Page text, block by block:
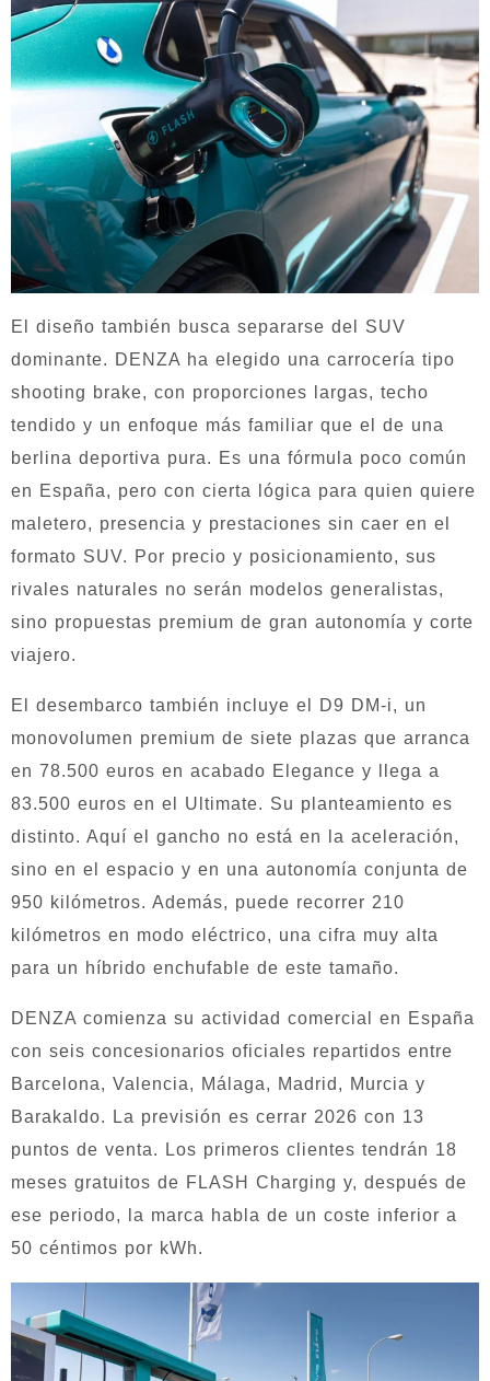
El diseño también busca separarse del SUV
dominante. DENZA ha elegido una carrocería tipo
shooting brake, con proporciones largas, techo
tendido y un enfoque más familiar que el de una
berlina deportiva pura. Es una fórmula poco común
en España, pero con cierta lógica para quien quiere
maletero, presencia y prestaciones sin caer en el
formato SUV. Por precio y posicionamiento, sus
rivales naturales no serán modelos generalistas,
sino propuestas premium de gran autonomía y corte
viajero.
El desembarco también incluye el D9 DM-i, un
monovolumen premium de siete plazas que arranca
en 78.500 euros en acabado Elegance y llega a
83.500 euros en el Ultimate. Su planteamiento es
distinto. Aquí el gancho no está en la aceleración,
sino en el espacio y en una autonomía conjunta de
950 kilómetros. Además, puede recorrer 210
kilómetros en modo eléctrico, una cifra muy alta
para un híbrido enchufable de este tamaño.
DENZA comienza su actividad comercial en España
con seis concesionarios oficiales repartidos entre
Barcelona, Valencia, Málaga, Madrid, Murcia y
Barakaldo. La previsión es cerrar 2026 con 13
puntos de venta. Los primeros clientes tendrán 18
meses gratuitos de FLASH Charging y, después de
ese periodo, la marca habla de un coste inferior a
50 céntimos por kWh.